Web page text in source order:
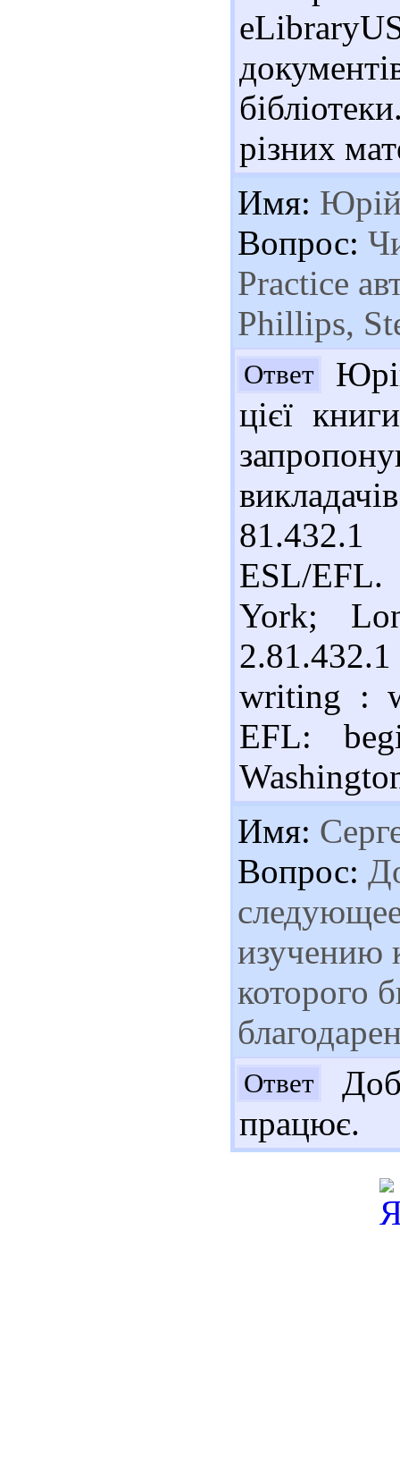
різних
Имя:
Вопрос:
Practice
Phillips,
Ответ
цієї
81.432.1
ESL/
York;
writing :
EFL:
Имя:
Вопрос:
изучению
которого
Ответ
працює.